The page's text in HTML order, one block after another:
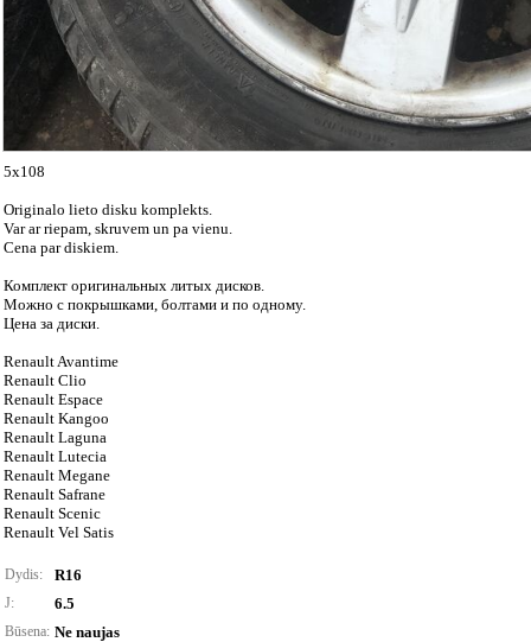
5x108
Originalo lieto disku komplekts.
Var ar riepam, skruvem un pa vienu.
Cena par diskiem.
Комплект оригинальных литых дисков.
Можно с покрышками, болтами и по одному.
Цена за диски.
Renault Avantime
Renault Clio
Renault Espace
Renault Kangoo
Renault Laguna
Renault Lutecia
Renault Megane
Renault Safrane
Renault Scenic
Renault Vel Satis
Dydis: R16
J: 6.5
Būsena: Ne naujas